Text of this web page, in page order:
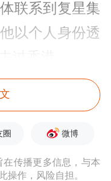
联系到复星集
以个人身份透
过香港。
了峰回路转。
多方了解确
董事长郭广昌
圈 微博
传播更多信息，与本
操作，风险自担。